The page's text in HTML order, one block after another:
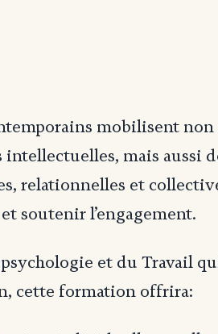
mobilisent non
intellectuelles, mais aussi
relationnelles et
soutenir l’engagement.
et du Travail
cette formation offrira: